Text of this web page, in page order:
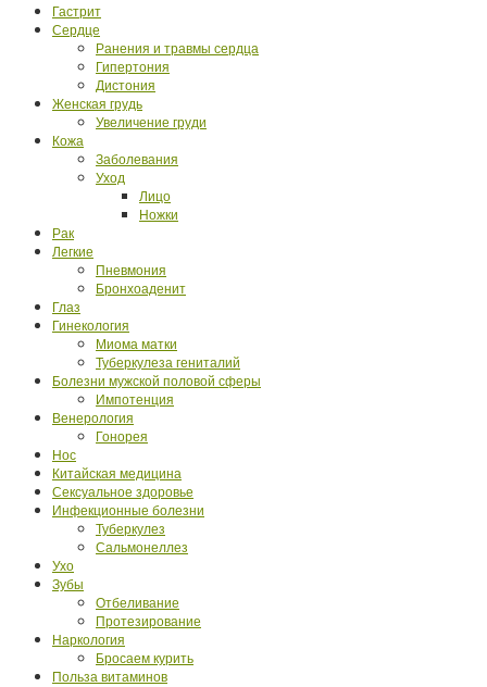
Гастрит
Сердце
Ранения и травмы сердца
Гипертония
Дистония
Женская грудь
Увеличение груди
Кожа
Заболевания
Уход
Лицо
Ножки
Рак
Легкие
Пневмония
Бронхоаденит
Глаз
Гинекология
Миома матки
Туберкулеза гениталий
Болезни мужской половой сферы
Импотенция
Венерология
Гонорея
Нос
Китайская медицина
Сексуальное здоровье
Инфекционные болезни
Туберкулез
Сальмонеллез
Ухо
Зубы
Отбеливание
Протезирование
Наркология
Бросаем курить
Польза витаминов